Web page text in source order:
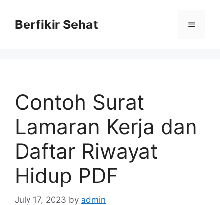
contentBerfikir Sehat Menu
Contoh Surat
Lamaran Kerja dan
Daftar Riwayat
Hidup PDF
July 17, 2023 by admin